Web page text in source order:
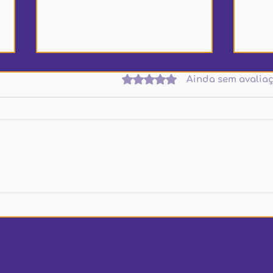
de pesquisa (e você ainda
Avaliado com 0 de 5 estrelas.
Ainda sem